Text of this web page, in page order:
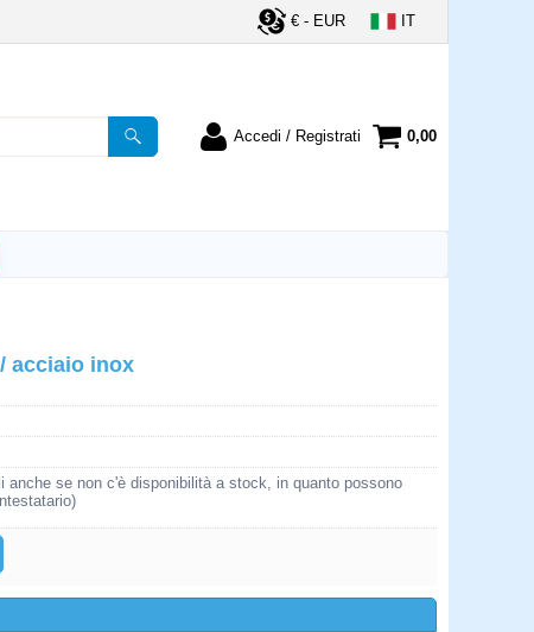
€ - EUR IT
Accedi / Registrati
password e poi
"Accedi"
password?
0,00
acciaio inox
anche se non c'è disponibilità a stock, in quanto possono